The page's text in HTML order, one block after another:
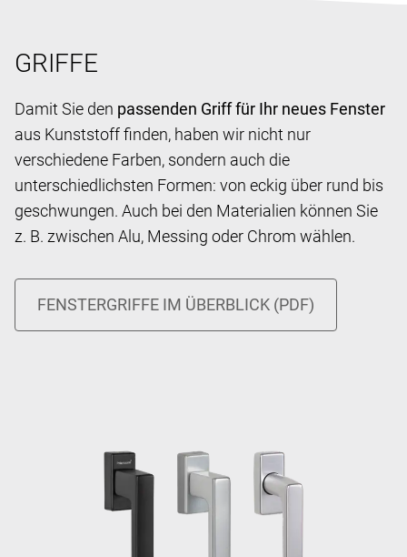
GRIFFE
Damit Sie den passenden Griff für Ihr neues Fenster
aus Kunststoff finden, haben wir nicht nur
verschiedene Farben, sondern auch die
unterschiedlichsten Formen: von eckig über rund bis
geschwungen. Auch bei den Materialien können Sie
z. B. zwischen Alu, Messing oder Chrom wählen.